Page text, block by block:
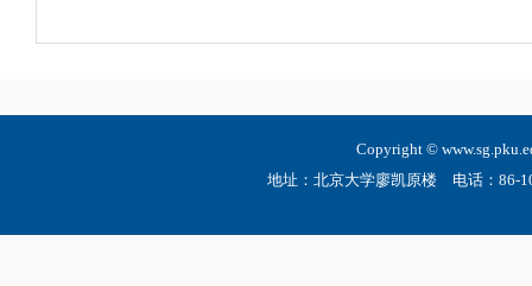
Copyright ©
地址：北京大学廖凯原楼 电话：86-